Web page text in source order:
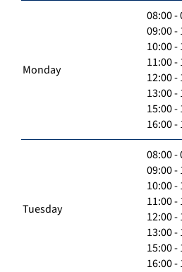
Monday
08:00 -
09:00 -
10:00 -
11:00 -
12:00 -
13:00 -
15:00 -
16:00 -
Tuesday
08:00 -
09:00 -
10:00 -
11:00 -
12:00 -
13:00 -
15:00 -
16:00 -